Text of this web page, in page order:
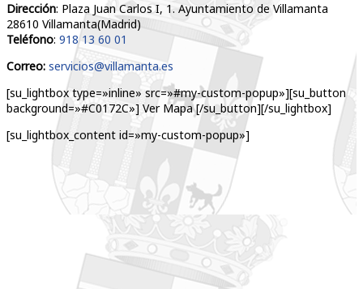
Dirección: Plaza Juan Carlos I, 1. Ayuntamiento de Villamanta
28610 Villamanta(Madrid)
Teléfono: 918 13 60 01
Correo: servicios@villamanta.es
[su_lightbox type=»inline» src=»#my-custom-popup»][su_button
background=»#C0172C»] Ver Mapa [/su_button][/su_lightbox]
[su_lightbox_content id=»my-custom-popup»]